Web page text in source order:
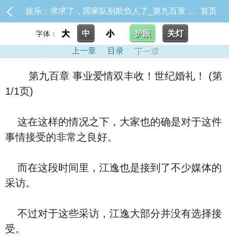
娱乐：求求了，国家队别欺负人了_第九百章 事业爱情双丰收！世纪婚礼！ 首页
字体： 大 中 小 护眼
关灯
上一章
目录 下一章
第九百章 事业爱情双丰收！世纪婚礼！ (第
1/1页)
这在这样的情况之下，大家也的确是对于这件
事情接受的非常之良好。
而在这段时间里，江逸也是接到了不少媒体的
采访。
不过对于这些采访，江逸大部分并没有选择接
受。